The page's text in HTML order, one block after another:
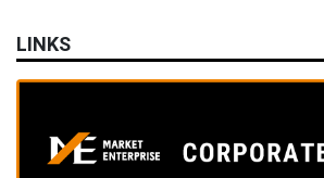
LINKS